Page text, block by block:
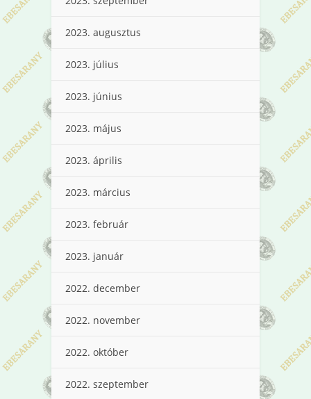
2023. augusztus
2023. július
2023. június
2023. május
2023. április
2023. március
2023. február
2023. január
2022. december
2022. november
2022. október
2022. szeptember